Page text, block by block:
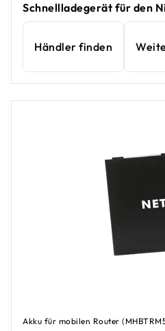
Schnellladegerät für den
Händler finden
Akku für mobilen Router